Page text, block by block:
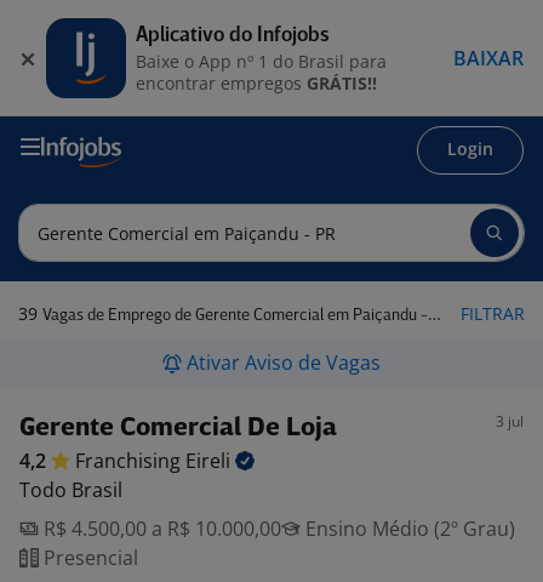
Login
39 Vagas de Emprego de Gerente Comercial em Paiçandu - PR FILTRAR
Ativar Aviso de Vagas
Gerente Comercial De Loja 3 jul
4,2 Franchising Eireli
Todo Brasil
R$ 4.500,00 a R$ 10.000,00
Ensino Médio (2º Grau)
Presencial
Aplicativo do Infojobs
Baixe o App nº 1 do Brasil para
encontrar empregos GRÁTIS!!
BAIXAR